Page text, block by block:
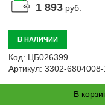
1 893 руб.
В НАЛИЧИИ
Код: ЦБ026399
Артикул: 3302-
В